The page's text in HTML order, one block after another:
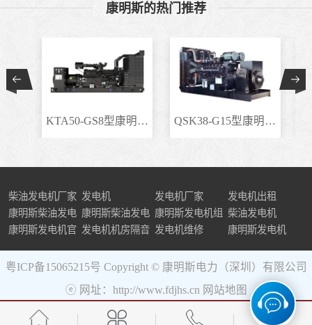
康明斯的热门推荐
KTA50-GS8型康明斯柴.. QSK38-G15型康明斯柴..
柴油发电机厂家 发电机 发电机厂家
发电机出租
康明斯柴油发电
机组
康明斯柴油发电
机
康明斯发电机组 柴油发电机
康明斯发电机官 发电机机房隔音 发电机维修 康明斯发电机
粤ICP备15065215号 Copyright © 康明斯电力（深圳）有限公司
ⓔ 网址：http://www.fdjhs.cn 网站地图